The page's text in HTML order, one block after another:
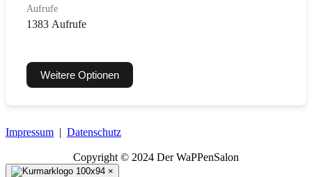
Aufrufe
1383 Aufrufe
Weitere Optionen
Impressum | Datenschutz
Copyright © 2024 Der WaPPenSalon
×